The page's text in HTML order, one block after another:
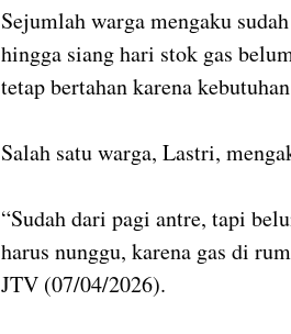
Sejumlah warga mengaku
hingga siang hari stok gas
tetap bertahan karena
Salah satu warga, Lastri,
“Sudah dari pagi antre, tapi
harus nunggu, karena gas di
JTV (07/04/2026).